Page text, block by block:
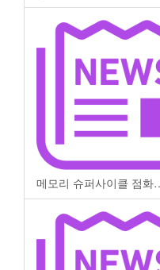
메모리 슈퍼사이클 점화